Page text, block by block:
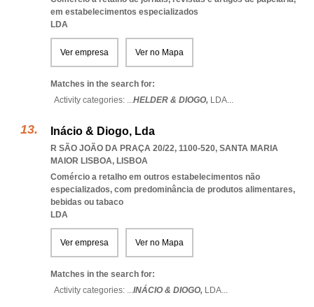
em estabelecimentos especializados
LDA
Ver empresa Ver no Mapa
Matches in the search for:
Activity categories: ...HELDER & DIOGO, LDA...
Inácio & Diogo, Lda
R SÃO JOÃO DA PRAÇA 20/22, 1100-520, SANTA MARIA
MAIOR LISBOA, LISBOA
Comércio a retalho em outros estabelecimentos não
especializados, com predominância de produtos alimentares,
bebidas ou tabaco
LDA
Ver empresa Ver no Mapa
Matches in the search for:
Activity categories: ...INÁCIO & DIOGO, LDA...